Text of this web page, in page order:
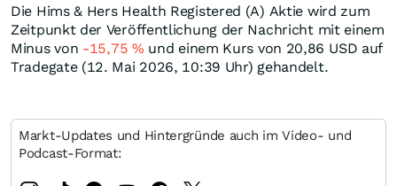
Die Hims & Hers Health Registered (A) Aktie wird zum
Zeitpunkt der Veröffentlichung der Nachricht mit einem
Minus von -15,75 % und einem Kurs von 20,86 USD auf
Tradegate (12. Mai 2026, 10:39 Uhr) gehandelt.
Markt-Updates und Hintergründe auch im Video- und
Podcast-Format: